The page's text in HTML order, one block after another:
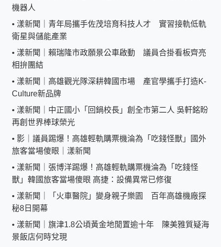
機器人
• 漾新聞｜青年局攜手佐茂培育科技人才 實習接軌低軌
衛星與儲能產業
• 漾新聞｜賴瑞隆市政願景公車啟動 議員合掛看板齊亮
相拚團結
• 漾新聞｜高雄觀光隊深耕韓國市場 產官學攜手打造K-
Culture新品牌
• 漾新聞｜中正國小「回鍋校長」創全市第二人 吳軒銘盼
再創世界棒球榮光
• 影｜議員踢爆！高雄輕軌購票機淪為「吃錢怪獸」國外
旅客當場傻眼｜漾新聞
• 漾新聞｜張博洋踢爆！高雄輕軌購票機淪為「吃錢怪
獸」韓國旅客當場傻眼 高捷：設備異常已修復
• 漾新聞｜「火車醫院」變身親子樂園 百年高雄機廠探
秘8日開幕
• 漾新聞｜旗津1.8公頃黃金地閒置逾十年 陳美雅質疑海
景飯店何時兌現